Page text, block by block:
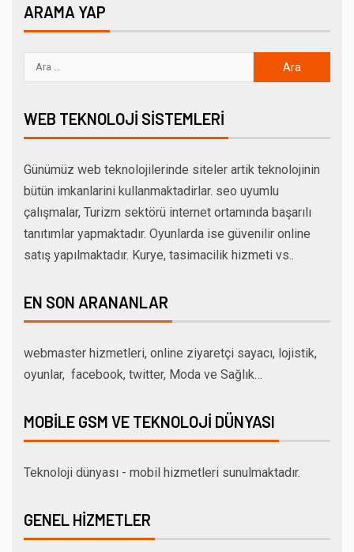
ARAMA YAP
WEB TEKNOLOJI SISTEMLERI
Günümüz web teknolojilerinde siteler artik teknolojinin
bütün imkanlarini kullanmaktadirlar. seo uyumlu
çalışmalar, Turizm sektörü internet ortamında başarılı
tanıtımlar yapmaktadır. Oyunlarda ise güvenilir online
satış yapılmaktadır. Kurye, tasimacilik hizmeti vs..
EN SON ARANANLAR
webmaster hizmetleri, online ziyaretçi sayacı, lojistik,
oyunlar, facebook, twitter, Moda ve Sağlık…
MOBILE GSM VE TEKNOLOJI DÜNYASI
Teknoloji dünyası - mobil hizmetleri sunulmaktadır.
GENEL HIZMETLER